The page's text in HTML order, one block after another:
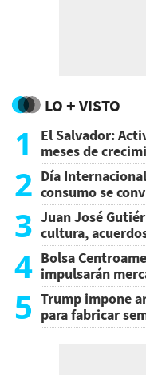
LO + VISTO
1
El Salvador:
meses de
2 Día
consumo se
3 Juan José
cultura,
4 Bolsa
impulsarán
5 Trump impone
para fabricar